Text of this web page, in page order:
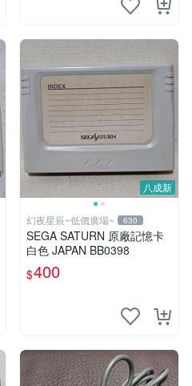
八成新
幻夜星辰~低價廣場~ 630
SEGA SATURN 原廠記憶卡
白色 JAPAN BB0398
$400